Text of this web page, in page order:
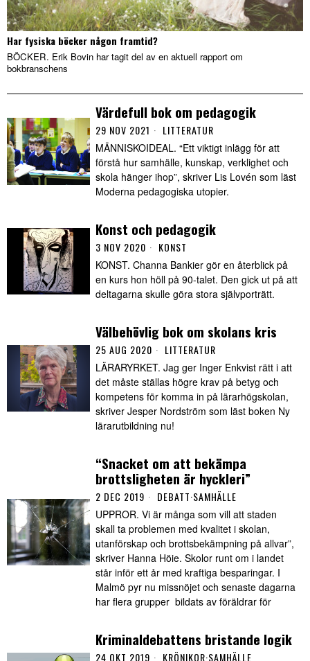
Har fysiska böcker någon framtid?
BÖCKER. Erik Bovin har tagit del av en aktuell rapport om
bokbranschens
Värdefull bok om pedagogik
29 NOV 2021 LITTERATUR
MÄNNISKOIDEAL. “Ett viktigt inlägg för att
förstå hur samhälle, kunskap, verklighet och
skola hänger ihop”, skriver Lis Lovén som läst
Moderna pedagogiska utopier.
Konst och pedagogik
3 NOV 2020 KONST
KONST. Channa Bankier gör en återblick på
en kurs hon höll på 90-talet. Den gick ut på att
deltagarna skulle göra stora självporträtt.
Välbehövlig bok om skolans kris
25 AUG 2020 LITTERATUR
LÄRARYRKET. Jag ger Inger Enkvist rätt i att
det måste ställas högre krav på betyg och
kompetens för komma in på lärarhögskolan,
skriver Jesper Nordström som läst boken Ny
lärarutbildning nu!
“Snacket om att bekämpa
brottsligheten är hyckleri”
2 DEC 2019 DEBATT·SAMHÄLLE
UPPROR. Vi är många som vill att staden
skall ta problemen med kvalitet i skolan,
utanförskap och brottsbekämpning på allvar”,
skriver Hanna Höie. Skolor runt om i landet
står inför ett år med kraftiga besparingar. I
Malmö pyr nu missnöjet och senaste dagarna
har flera grupper bildats av föräldrar för
Kriminaldebattens bristande logik
24 OKT 2019 KRÖNIKOR·SAMHÄLLE